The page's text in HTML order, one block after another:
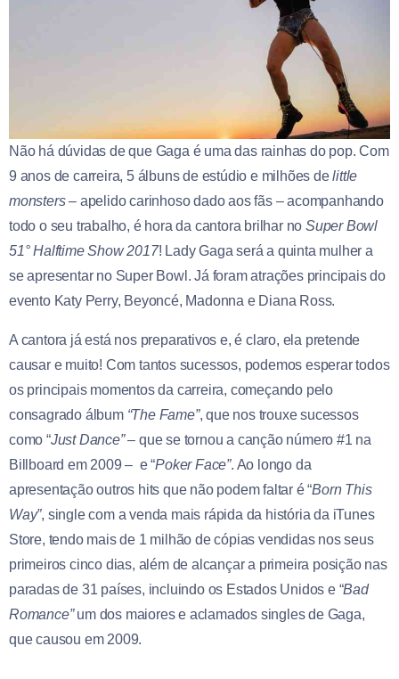
Não há dúvidas de que Gaga é uma das rainhas do pop. Com
9 anos de carreira, 5 álbuns de estúdio e milhões delittle
monsters– apelido carinhoso dado aos fãs – acompanhando
todo o seu trabalho, é hora da cantora brilhar no Super Bowl
51° Halftime Show 2017! Lady Gaga será a quinta mulher a
se apresentar no Super Bowl. Já foram atrações principais do
evento Katy Perry, Beyoncé, Madonna e Diana Ross.
A cantora já está nos preparativos e, é claro, ela pretende
causar e muito! Com tantos sucessos, podemos esperar todos
os principais momentos da carreira, começando pelo
consagrado álbum “The Fame”, que nos trouxe sucessos
como “Just Dance”– que se tornou a canção número #1 na
Billboard em 2009 – e “Poker Face”. Ao longo da
apresentação outros hits que não podem faltar é “Born This
Way”, single com a venda mais rápida da história da iTunes
Store, tendo mais de 1 milhão de cópias vendidas nos seus
primeiros cinco dias, além de alcançar a primeira posição nas
paradas de 31 países, incluindo os Estados Unidos e “Bad
Romance”um dos maiores e aclamados singles de Gaga,
que causou em 2009.